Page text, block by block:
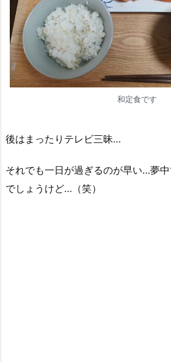
和定食です
後はまったりテレビ三昧…
それでも一日が過ぎるのが早い…夢
でしょうけど…（笑）